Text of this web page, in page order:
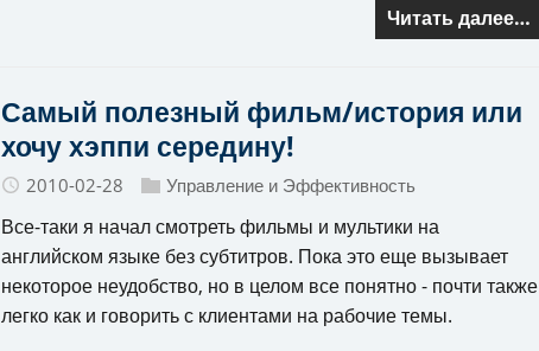
Читать далее…
Самый полезный фильм/история или
хочу хэппи середину!
2010-02-28 Управление и Эффективность
Все-таки я начал смотреть фильмы и мультики на
английском языке без субтитров. Пока это еще вызывает
некоторое неудобство, но в целом все понятно - почти также
легко как и говорить с клиентами на рабочие темы.